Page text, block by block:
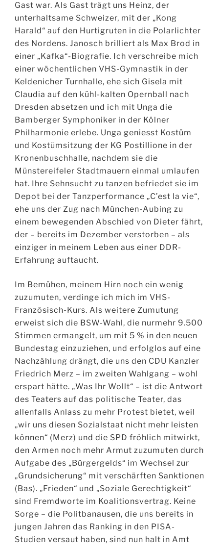
Gast war. Als Gast trägt uns Heinz, der
unterhaltsame Schweizer, mit der „Kong
Harald“ auf den Hurtigruten in die Polarlichter
des Nordens. Janosch brilliert als Max Brod in
einer „Kafka“-Biografie. Ich verschreibe mich
einer wöchentlichen VHS-Gymnastik in der
Keldenicher Turnhalle, ehe sich Gisela mit
Claudia auf den kühl-kalten Opernball nach
Dresden absetzen und ich mit Unga die
Bamberger Symphoniker in der Kölner
Philharmonie erlebe. Unga geniesst Kostüm
und Kostümsitzung der KG Postillione in der
Kronenbuschhalle, nachdem sie die
Münstereifeler Stadtmauern einmal umlaufen
hat. Ihre Sehnsucht zu tanzen befriedet sie im
Depot bei der Tanzperformance „C’est la vie“,
ehe uns der Zug nach München-Aubing zu
einem bewegenden Abschied von Dieter fährt,
der – bereits im Dezember verstorben – als
einziger in meinem Leben aus einer DDR-
Erfahrung auftaucht.
Im Bemühen, meinem Hirn noch ein wenig
zuzumuten, verdinge ich mich im VHS-
Französisch-Kurs. Als weitere Zumutung
erweist sich die BSW-Wahl, die nurmehr 9.500
Stimmen ermangelt, um mit 5 % in den neuen
Bundestag einzuziehen, und erfolglos auf eine
Nachzählung drängt, die uns den CDU Kanzler
Friedrich Merz – im zweiten Wahlgang – wohl
erspart hätte. „Was Ihr Wollt“ – ist die Antwort
des Teaters auf das politische Teater, das
allenfalls Anlass zu mehr Protest bietet, weil
„wir uns diesen Sozialstaat nicht mehr leisten
können“ (Merz) und die SPD fröhlich mitwirkt,
den Armen noch mehr Armut zuzumuten durch
Aufgabe des „Bürgergelds“ im Wechsel zur
„Grundsicherung“ mit verschärften Sanktionen
(Bas). „Frieden“ und „Soziale Gerechtigkeit“
sind Fremdworte im Koalitionsvertrag. Keine
Sorge – die Politbanausen, die uns bereits in
jungen Jahren das Ranking in den PISA-
Studien versaut haben, sind nun halt in Amt